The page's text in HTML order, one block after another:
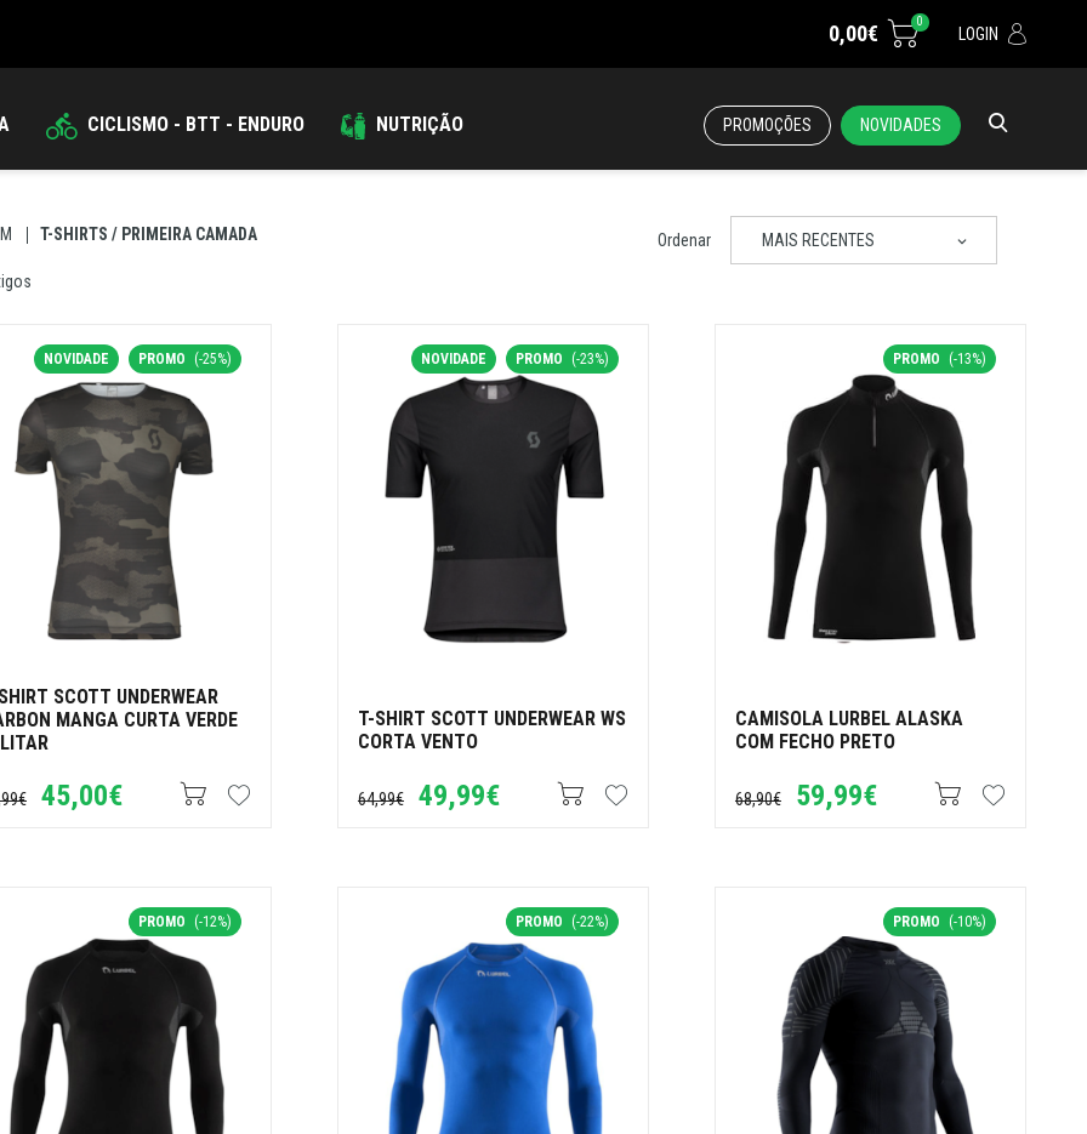
0,00€ 0
LOGIN
CICLISMO - BTT - ENDURO NUTRIÇÃO PROMOÇÕES NOVIDADES
T-SHIRTS / PRIMEIRA CAMADA Ordenar MAIS RECENTES
NOVIDADE PROMO (-25%)
SCOTT UNDERWEAR
MANGA CURTA VERDE
45,00€
NOVIDADE PROMO (-23%)
T-SHIRT SCOTT UNDERWEAR WS
CORTA VENTO
64,99€ 49,99€
PROMO (-13%)
CAMISOLA LURBEL ALASKA
COM FECHO PRETO
68,90€ 59,99€
PROMO (-12%) PROMO (-22%) PROMO (-10%)